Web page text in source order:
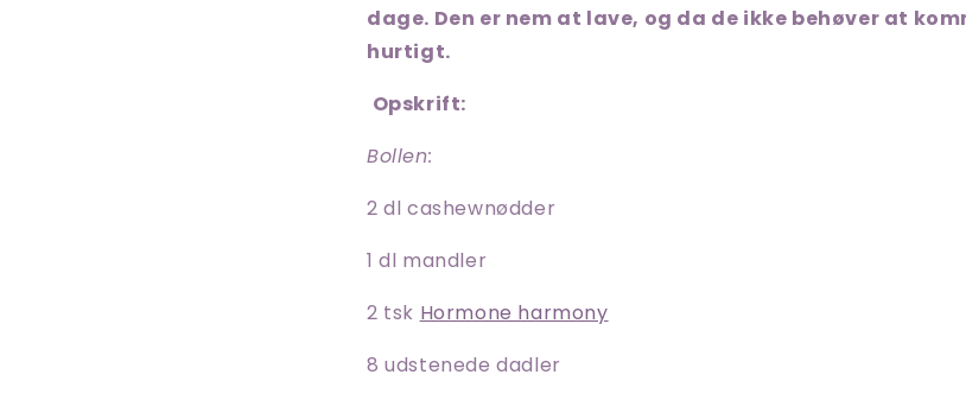
dage. Den er nem at lave, og da de ikke behøver at
hurtigt.
Opskrift:
Bollen:
2 dl cashewnødder
1 dl mandler
2 tsk Hormone harmony
8 udstenede dadler